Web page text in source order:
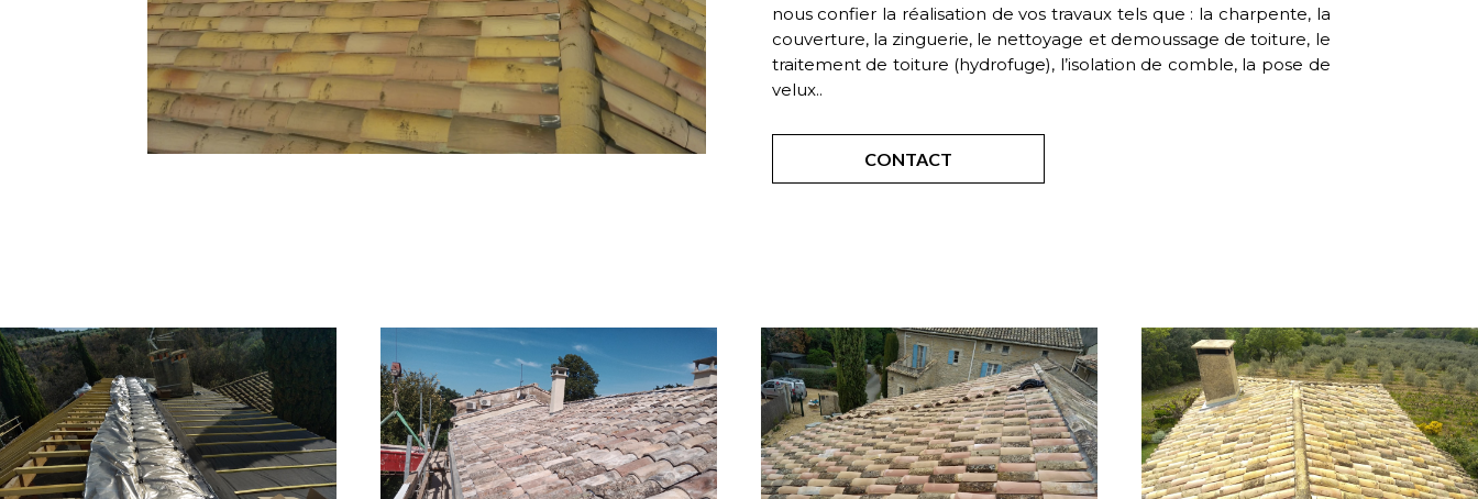
nous confier la réalisation de vos travaux tels que : la charpente, la
couverture, la zinguerie, le nettoyage et demoussage de toiture, le
traitement de toiture (hydrofuge), l’isolation de comble, la pose de
velux..
CONTACT